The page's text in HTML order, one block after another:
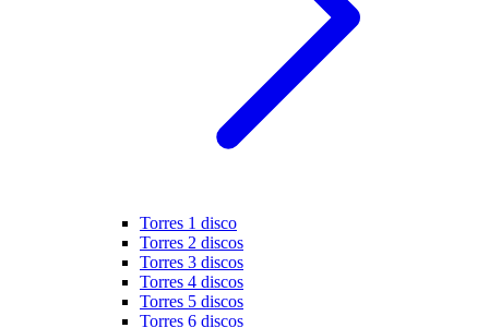
Torres 1 disco
Torres 2 discos
Torres 3 discos
Torres 4 discos
Torres 5 discos
Torres 6 discos